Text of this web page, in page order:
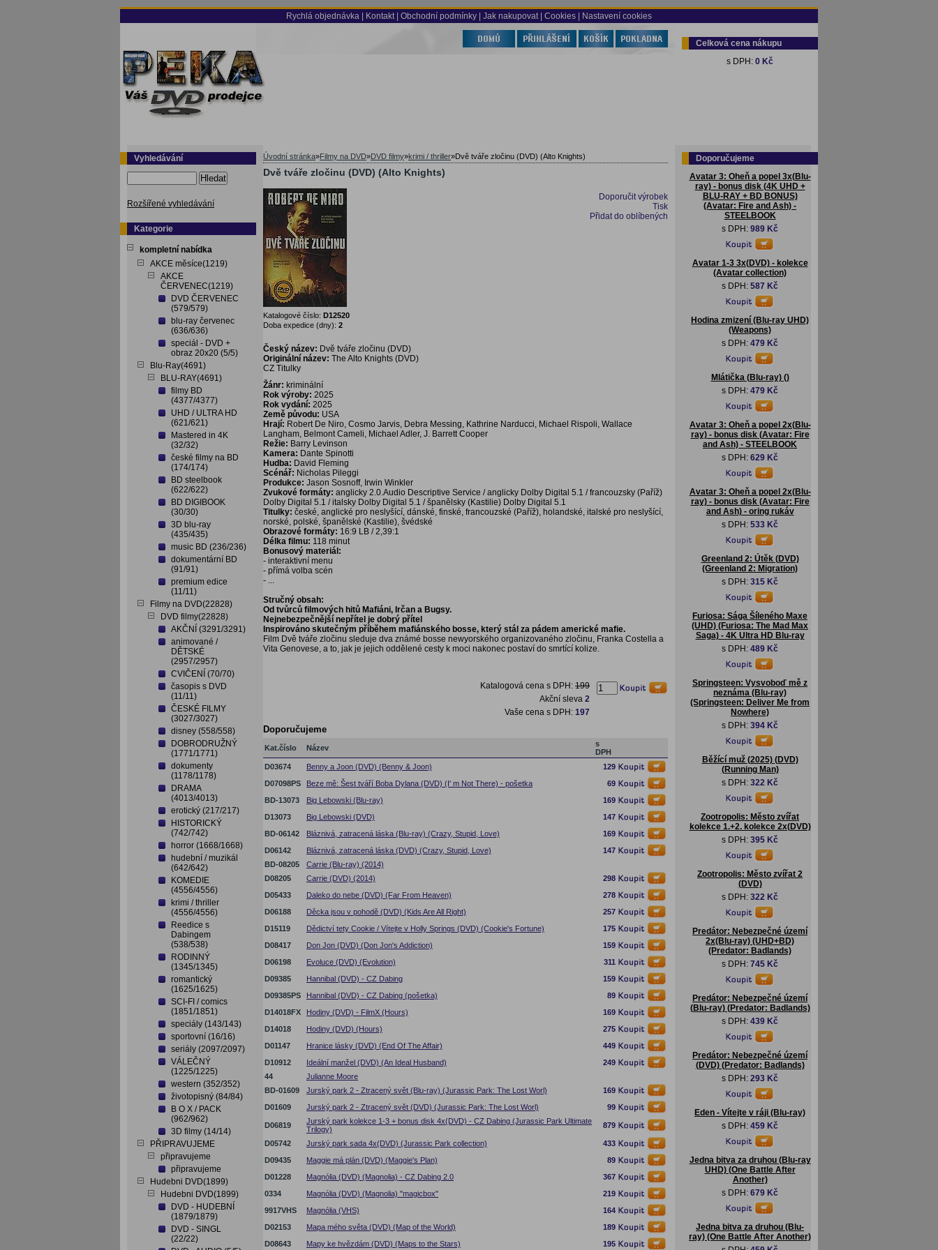
Rychlá objednávka Kontakt Obchodní podmínky Jak nakupovat | Cookies | Nastavení cookies
Celková cena nákupu
s DPH: 0 Kč
Vyhledávání
Hledat
Rozšířené vyhledávání
Kategorie
kompletní nabídka
AKCE měsíce(1219)
AKCE
ČERVENEC(1219)
DVD ČERVENEC
(579/579)
blu-ray červenec
(636/636)
speciál - DVD +
obraz 20x20 (5/5)
Blu-Ray(4691)
BLU-RAY(4691)
filmy BD
(4377/4377)
UHD / ULTRA HD
(621/621)
Mastered in 4K
(32/32)
české filmy na BD
(174/174)
BD steelbook
(622/622)
BD DIGIBOOK
(30/30)
3D blu-ray
(435/435)
music BD (236/236)
dokumentární BD
(91/91)
premium edice
(11/11)
Filmy na DVD(22828)
DVD filmy(22828)
AKČNÍ (3291/3291)
animované /
DĚTSKÉ
(2957/2957)
CVIČENÍ (70/70)
časopis s DVD
(11/11)
ČESKÉ FILMY
(3027/3027)
disney (558/558)
DOBRODRUŽNÝ
(1771/1771)
dokumenty
(1178/1178)
DRAMA
(4013/4013)
erotický (217/217)
HISTORICKÝ
(742/742)
horror (1668/1668)
hudební / muzikál
(642/642)
KOMEDIE
(4556/4556)
krimi / thriller
(4556/4556)
Reedice s
Dabingem
(538/538)
RODINNÝ
(1345/1345)
romantický
(1625/1625)
SCI-FI / comics
(1851/1851)
speciály (143/143)
sportovní (16/16)
seriály (2097/2097)
VÁLEČNÝ
(1225/1225)
western (352/352)
životopisný (84/84)
B O X / PACK
(962/962)
3D filmy (14/14)
PŘIPRAVUJEME
připravujeme
připravujeme
Hudebni DVD(1899)
Hudebni DVD(1899)
DVD - HUDEBNÍ
(1879/1879)
DVD - SINGL
(22/22)
Úvodní stránka»Filmy na DVD»DVD filmy»krimi / thriller»Dvě tváře zločinu (DVD) (Alto Knights)
Dvě tváře zločinu (DVD) (Alto Knights)
Doporučit výrobek
Tisk
Přidat do oblíbených
Katalogové číslo: D12520
Doba expedice (dny): 2
Český název: Dvě tváře zločinu (DVD)
Originální název: The Alto Knights (DVD)
CZ Titulky
Žánr: kriminální
Rok výroby: 2025
Rok vydání: 2025
Země původu: USA
Hrají: Robert De Niro, Cosmo Jarvis, Debra Messing, Kathrine Narducci, Michael Rispoli, Wallace
Langham, Belmont Cameli, Michael Adler, J. Barrett Cooper
Režie: Barry Levinson
Kamera: Dante Spinotti
Hudba: David Fleming
Scénář: Nicholas Pileggi
Produkce: Jason Sosnoff, Irwin Winkler
Zvukové formáty: anglicky 2.0.Audio Descriptive Service / anglicky Dolby Digital 5.1 / francouzsky (Paříž)
Dolby Digital 5.1 / italsky Dolby Digital 5.1 / španělsky (Kastilie) Dolby Digital 5.1
Titulky: české, anglické pro neslyšící, dánské, finské, francouzské (Paříž), holandské, italské pro neslyšící,
norské, polské, španělské (Kastilie), švédské
Obrazové formáty: 16:9 LB / 2,39:1
Délka filmu: 118 minut
Bonusový materiál:
- interaktivní menu
- přímá volba scén
- ...
Stručný obsah:
Od tvůrců filmových hitů Mafiáni, Irčan a Bugsy.
Nejnebezpečnější nepřítel je dobrý přítel
Inspirováno skutečným příběhem mafiánského bosse, který stál za pádem americké mafie.
Film Dvě tváře zločinu sleduje dva známé bosse newyorského organizovaného zločinu, Franka Costella a
Vita Genovese, a to, jak je jejich oddělené cesty k moci nakonec postaví do smrtící kolize.
Katalogová cena s DPH: 199
Akční sleva 2
Vaše cena s DPH: 197
Doporučujeme
Kat.číslo Název
s
DPH
D03674
Benny a Joon (DVD) (Benny & Joon)
129
D07098PS
Beze mě: Šest tváří Boba Dylana (DVD) (I' m Not There) - pošetka
69
BD-13073
Big Lebowski (Blu-ray)
169
D13073
Big Lebowski (DVD)
147
BD-06142
Bláznivá, zatracená láska (Blu-ray) (Crazy, Stupid, Love)
169
D06142
Bláznivá, zatracená láska (DVD) (Crazy, Stupid, Love)
147
BD-08205
Carrie (Blu-ray) (2014)
D08205
Carrie (DVD) (2014)
298
D05433
Daleko do nebe (DVD) (Far From Heaven)
278
D06188
Děcka jsou v pohodě (DVD) (Kids Are All Right)
257
D15119
Dědictví tety Cookie / Vítejte v Holly Springs (DVD) (Cookie's Fortune)
175
D08417
Don Jon (DVD) (Don Jon's Addiction)
159
D06198
Evoluce (DVD) (Evolution)
311
D09385
Hannibal (DVD) - CZ Dabing
159
D09385PS
Hannibal (DVD) - CZ Dabing (pošetka)
89
D14018FX
Hodiny (DVD) - FilmX (Hours)
169
D14018
Hodiny (DVD) (Hours)
275
D01147
Hranice lásky (DVD) (End Of The Affair)
449
D10912
Ideální manžel (DVD) (An Ideal Husband)
249
44
Julianne Moore
BD-01609
Jurský park 2 - Ztracený svět (Blu-ray) (Jurassic Park: The Lost Worl)
169
D01609
Jurský park 2 - Ztracený svět (DVD) (Jurassic Park: The Lost Worl) 99
D06819
Jurský park kolekce 1-3 + bonus disk 4x(DVD) - CZ Dabing (Jurassic Park Ultimate
Trilogy)
879
D05742 Jurský park sada 4x(DVD) (Jurassic Park collection)
433
D09435
Maggie má plán (DVD) (Maggie's Plan)
89
D01228
Magnólia (DVD) (Magnolia) - CZ Dabing 2.0
367
0334
Magnólia (DVD) (Magnolia) "magicbox"
219
9917VHS
Magnólia (VHS)
164
D02153
Mapa mého světa (DVD) (Map of the World)
189
D08643
Mapy ke hvězdám (DVD) (Maps to the Stars)
195
Doporučujeme
Avatar 3: Oheň a popel 3x(Blu-
ray) - bonus disk (4K UHD +
BLU-RAY + BD BONUS)
(Avatar: Fire and Ash) -
STEELBOOK
s DPH: 989 Kč
Avatar 1-3 3x(DVD) - kolekce
(Avatar collection)
s DPH: 587 Kč
Hodina zmizení (Blu-ray UHD)
(Weapons)
s DPH: 479 Kč
Mlátička (Blu-ray) ()
s DPH: 479 Kč
Avatar 3: Oheň a popel 2x(Blu-
ray) - bonus disk (Avatar: Fire
and Ash) - STEELBOOK
s DPH: 629 Kč
Avatar 3: Oheň a popel 2x(Blu-
ray) - bonus disk (Avatar: Fire
and Ash) - oring rukáv
s DPH: 533 Kč
Greenland 2: Útěk (DVD)
(Greenland 2: Migration)
s DPH: 315 Kč
Furiosa: Sága Šíleného Maxe
(UHD) (Furiosa: The Mad Max
Saga) - 4K Ultra HD Blu-ray
s DPH: 489 Kč
Springsteen: Vysvoboď mě z
neznáma (Blu-ray)
(Springsteen: Deliver Me from
Nowhere)
s DPH: 394 Kč
Běžící muž (2025) (DVD)
(Running Man)
s DPH: 322 Kč
Zootropolis: Město zvířat
kolekce 1.+2. kolekce 2x(DVD)
s DPH: 395 Kč
Zootropolis: Město zvířat 2
(DVD)
s DPH: 322 Kč
Predátor: Nebezpečné území
2x(Blu-ray) (UHD+BD)
(Predator: Badlands)
s DPH: 745 Kč
Predátor: Nebezpečné území
(Blu-ray) (Predator: Badlands)
s DPH: 439 Kč
Predátor: Nebezpečné území
(DVD) (Predator: Badlands)
s DPH: 293 Kč
Eden - Vítejte v ráji (Blu-ray)
s DPH: 459 Kč
Jedna bitva za druhou (Blu-ray
UHD) (One Battle After
Another)
s DPH: 679 Kč
Jedna bitva za druhou (Blu-
ray) (One Battle After Another)